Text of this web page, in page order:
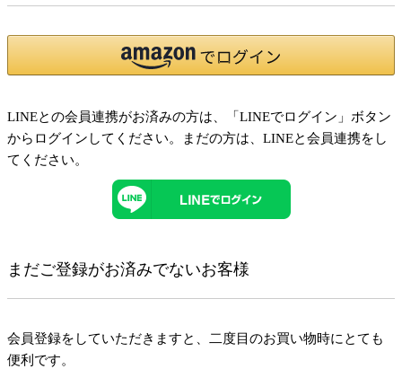
LINEとの会員連携がお済みの方は、「LINEでログイン」ボタン
からログインしてください。まだの方は、 LINEと会員連携をし
てください。
まだご登録がお済みでないお客様
会員登録をしていただきますと、二度目のお買い物時にとても
便利です。